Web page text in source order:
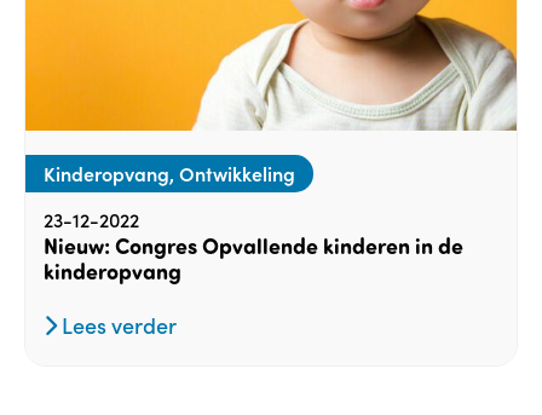
Kinderopvang, Ontwikkeling
23-12-2022
Nieuw: Congres Opvallende kinderen in de
kinderopvang
Lees verder